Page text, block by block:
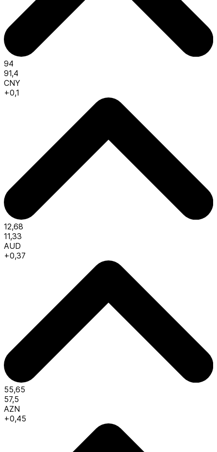
94
91,4
CNY
+0,1
12,68
11,33
AUD
+0,37
55,65
57,5
AZN
+0,45